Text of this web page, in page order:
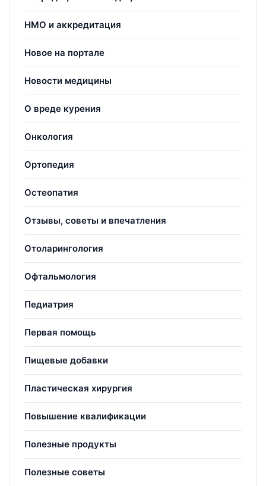
НМО и аккредитация
Новое на портале
Новости медицины
О вреде курения
Онкология
Ортопедия
Остеопатия
Отзывы, советы и впечатления
Отоларингология
Офтальмология
Педиатрия
Первая помощь
Пищевые добавки
Пластическая хирургия
Повышение квалификации
Полезные продукты
Полезные советы